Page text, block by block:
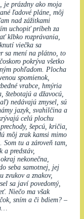
je prázdny ako moja
ľadové pláne, môj
nad zážitkami
uchopiť príbeh za
klbko rozprávania,
viečka sa
sa mení na plátno, to
pokrýva všetko
pohľadom. Plocha
spomienok,
vrabce, hmýria
štebotajú a džavocú,
nedávajú zmysel, sú
jazyk, svahilčina a
celú plochu
šepcú, kričia,
môj zrak kamsi mimo
Som tu a zároveň tam,
a predstáv,
nekonečna,
seba samotnej, jej
zvukov a znakov,
sa javí povedomý,
Niečo ma však
sním a či bdiem? –